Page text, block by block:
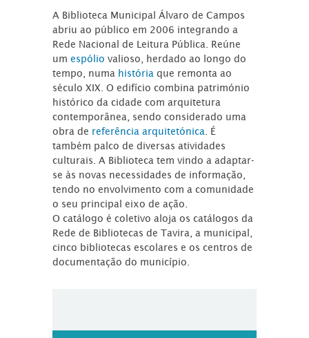
A Biblioteca Municipal Álvaro de Campos
abriu ao público em 2006 integrando a
Rede Nacional de Leitura Pública. Reúne
umespóliovalioso, herdado ao longo do
tempo, numa história que remonta ao
século XIX. O edifício combina património
histórico da cidade com arquitetura
contemporânea, sendo considerado uma
obra de referência arquitetónica . É
também palco de diversas atividades
culturais. A Biblioteca tem vindo a adaptar-
se às novas necessidades de informação,
tendo no envolvimento com a comunidade
o seu principal eixo de ação.
O catálogo é coletivo aloja os catálogos da
Rede de Bibliotecas de Tavira, a municipal,
cinco bibliotecas escolares e os centros de
documentação do município.